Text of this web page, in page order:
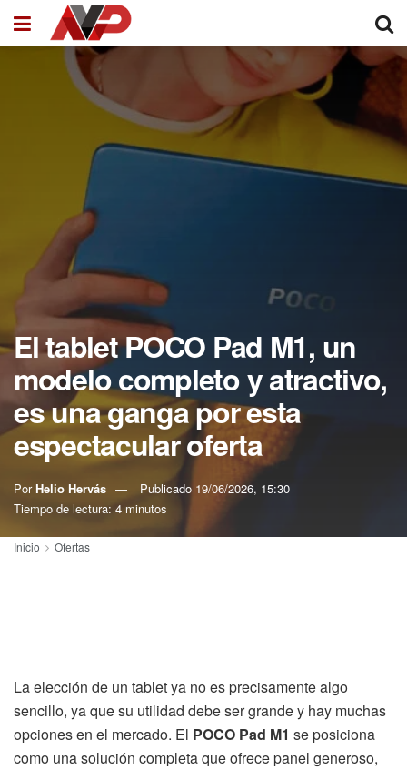
El tablet POCO Pad M1, un
modelo completo y atractivo,
es una ganga por esta
espectacular oferta
Por Helio Hervás Publicado 19/06/2026, 15:30
Tiempo de lectura: 4 minutos
Inicio Ofertas
La elección de un tablet ya no es precisamente algo
sencillo, ya que su utilidad debe ser grande y hay muchas
opciones en el mercado. El POCO Pad M1 se posiciona
como una solución completa que ofrece panel generoso,